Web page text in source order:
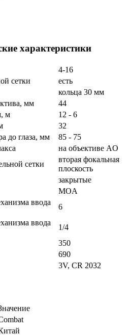
характеристики
4-16
сетки
есть
кольца 30 мм
мм
44
м
12 - 6
32
до глаза, мм
85 - 75
на объективе AO
сетки
вторая фокальная
плоскость
закрытые
MOA
ввода
6
ввода
1/4
350
690
3V, CR 2032